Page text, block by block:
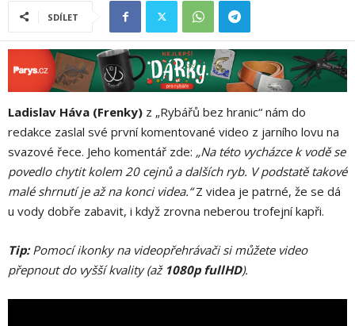
SDÍLET
Ladislav Háva (Frenky) z „Rybářů bez hranic“ nám do
redakce zaslal své první komentované video z jarního lovu na
svazové řece. Jeho komentář zde: „Na této vycházce k vodě se
povedlo chytit kolem 20 cejnů a dalších ryb. V podstatě takové
malé shrnutí je až na konci videa.“Z videa je patrné, že se dá
u vody dobře zabavit, i když zrovna neberou trofejní kapři.
Tip:Pomocí ikonky na videopřehrávači si můžete video
přepnout do vyšší kvality (až 1080p fullHD).